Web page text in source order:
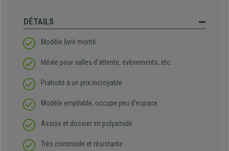
DÉTAILS
Modèle livré monté
Idéale pour salles d'attente, évènements, etc.
Praticité à un prix incroyable
Modèle empilable, occupe peu d'espace
Assise et dossier en polyamide
Très commode et résistante